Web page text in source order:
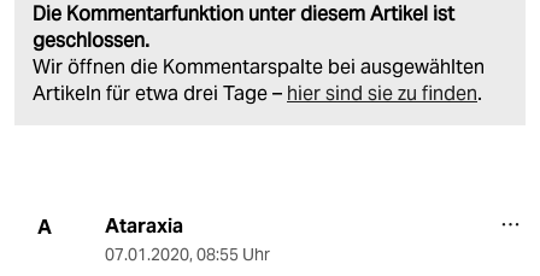
Die Kommentarfunktion unter diesem Artikel ist
geschlossen.
Wir öffnen die Kommentarspalte bei ausgewählten
Artikeln für etwa drei Tage – hier sind sie zu finden.
A Ataraxia
07.01.2020, 08:55 Uhr